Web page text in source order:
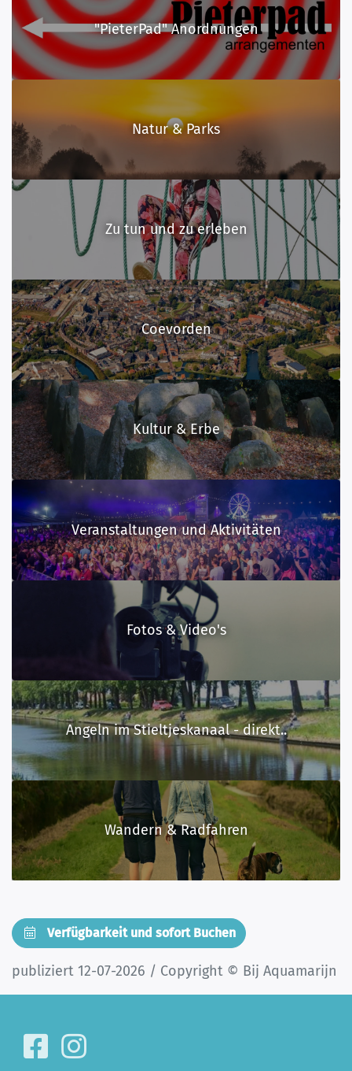
"PieterPad" Anordnungen
Kultur & Erbe
Wandern & Radfahren
Natur & Parks
Veranstaltungen und Aktivitäten
Zu tun und zu erleben
Coevorden
Fotos & Video's
Angeln im Stieltjeskanaal - direkt..
Verfügbarkeit und sofort Buchen
publiziert 12-07-2026 / Copyright © Bij Aquamarijn